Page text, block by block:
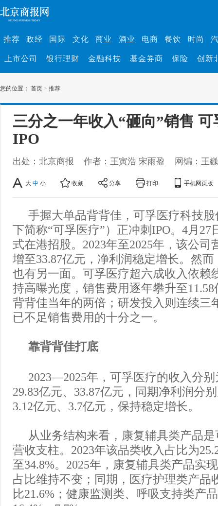
推荐 政经 国际 文化 商业 酒业 电商 餐饮 时尚
上市公司 银行理财 金融科技 基金券商 保险 创新
您的位置： 首页 > 推荐
三分之一年收入“砸向”销售
IPO
出处：北京商报 作者：王寅浩 宋雨盈 网编：王巍
大 中 小 收藏 分享 打印 手机网页版
手握大单品背背佳，可孚医疗科技
下简称“可孚医疗”）正冲刺IPO。4月27
式在港招股。2023年至2025年，该公司
增至33.87亿元，净利润稳定增长。然
也有另一面。可孚医疗超六成收入依赖
持高曝光度，销售费用逐年攀升至
背背佳当年的两倍；研发投入则连续三
已不足销售费用的十分之一。
靠背背佳打底
2023—2025年，可孚医疗的收入分别
29.83亿元、33.87亿元，同期净利润分
3.12亿元、3.7亿元，保持稳定增长。
从业务结构来看，康复辅具类产品
营收支柱。2023年该品类收入占比为
至34.8%。2025年，康复辅具类产品实
占比维持不变；同期，医疗护理类产品
比21.6%；健康监测类、呼吸支持类产